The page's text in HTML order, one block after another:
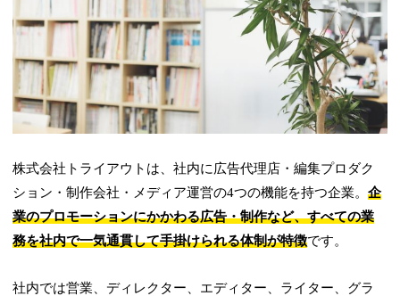
株式会社トライアウトは、社内に広告代理店・編集プロダク
ション・制作会社・メディア運営の4つの機能を持つ企業。企
業のプロモーションにかかわる広告・制作など、すべての業
務を社内で一気通貫して手掛けられる体制が特徴です。
社内では営業、ディレクター、エディター、ライター、グラ